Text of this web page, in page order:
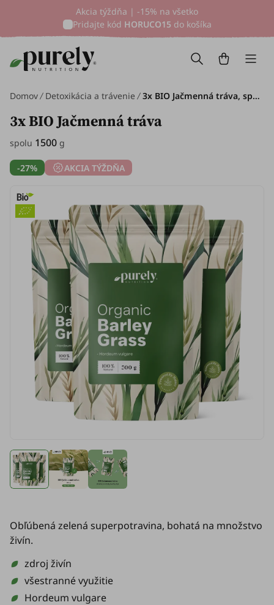
Akcia týždňa | -15% na všetko
Pridajte kód HORUCO15 do košíka
Domov Detoxikácia a trávenie 3x BIO Jačmenná tráva, spolu 1500 g
3x BIO Jačmenná tráva
spolu 1500 g
-27% AKCIA TÝŽDŇA
Obľúbená zelená superpotravina, bohatá na množstvo
živín.
zdroj živín
všestranné využitie
Hordeum vulgare